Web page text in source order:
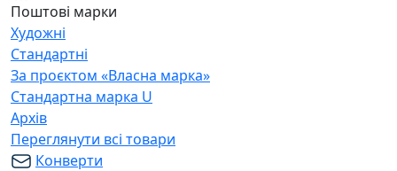
Поштові марки
Художні
Стандартні
За проєктом «Власна марка»
Стандартна марка U
Архів
Переглянути всі товари
Конверти